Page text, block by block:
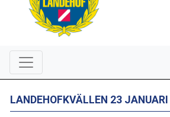
LANDEHOFKVÄLLEN 23